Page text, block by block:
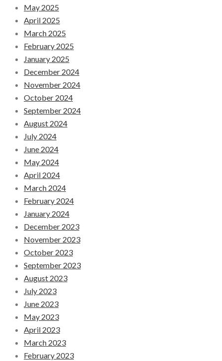
May 2025
April 2025
March 2025
February 2025
January 2025
December 2024
November 2024
October 2024
September 2024
August 2024
July 2024
June 2024
May 2024
April 2024
March 2024
February 2024
January 2024
December 2023
November 2023
October 2023
September 2023
August 2023
July 2023
June 2023
May 2023
April 2023
March 2023
February 2023